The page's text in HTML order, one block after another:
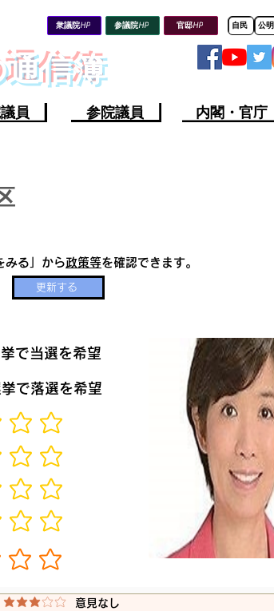
衆議院HP 参議院HP
信簿
員 参院議員
官邸HP 自民 公明
内閣・官庁
みる」から政策等を確認できます。
更新する
で当選を希望
で落選を希望
平均評価 3 /5 ​意見なし